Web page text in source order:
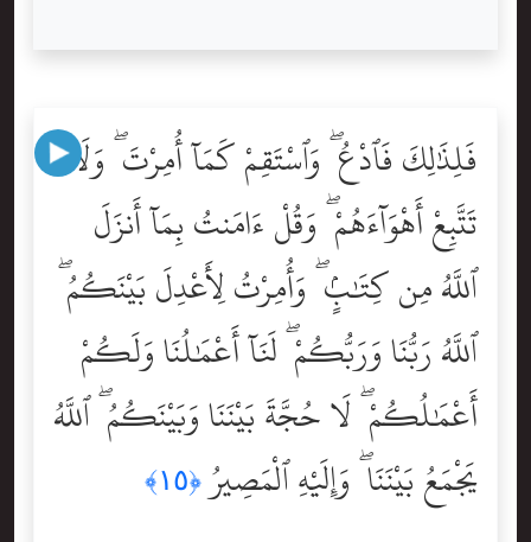
فَلِذَٰلِكَ فَٱدْعُ ۖ وَٱسْتَقِمْ كَمَآ أُمِرْتَ ۖ وَلَا
تَتَّبِعْ أَهْوَآءَهُمْ ۖ وَقُلْ ءَامَنتُ بِمَآ أَنزَلَ
ٱللَّهُ مِن كِتَٰبٍۢ ۖ وَأُمِرْتُ لِأَعْدِلَ بَيْنَكُمُ ۖ
ٱللَّهُ رَبُّنَا وَرَبُّكُمْ ۖ لَنَآ أَعْمَٰلُنَا وَلَكُمْ
أَعْمَٰلُكُمْ ۖ لَا حُجَّةَ بَيْنَنَا وَبَيْنَكُمُ ۖ ٱللَّهُ
يَجْمَعُ بَيْنَنَا ۖ وَإِلَيْهِ ٱلْمَصِيرُ﴿١٥﴾